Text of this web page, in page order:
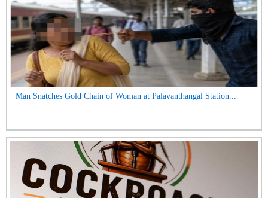
Man Snatches Gold Chain of Woman at Palavanthangal Station...